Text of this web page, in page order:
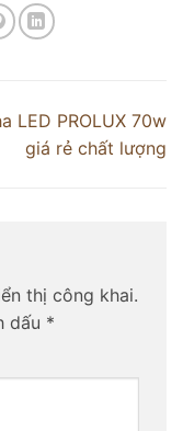
LED PROLUX 70w
giá rẻ chất lượng
thị công khai.
dấu *